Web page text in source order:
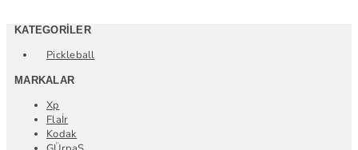
KATEGORILER
Pickleball
MARKALAR
Xp
Flaİr
Kodak